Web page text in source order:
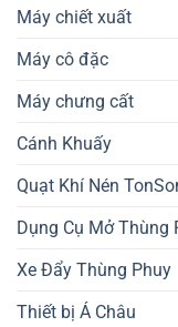
Máy chiết xuất
Máy cô đặc
Máy chưng cất
Cánh Khuấy
Quạt Khí Nén
Dụng Cụ Mở Thùng
Xe Đẩy Thùng Phuy
Thiết bị Á Châu